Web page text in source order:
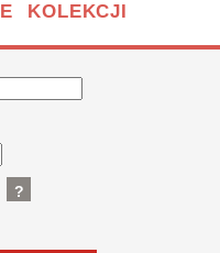
KOLEKCJI
?